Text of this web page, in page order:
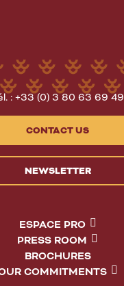
: +33 (0) 3 80 63 69 49
CONTACT US
NEWSLETTER
ESPACE PRO
PRESS ROOM
BROCHURES
COMMITMENTS